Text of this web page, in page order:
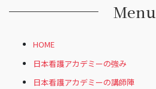
Menu
HOME
日本看護アカデミーの強み
日本看護アカデミーの講師陣